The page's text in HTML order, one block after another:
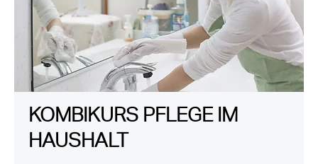
KOMBIKURS PFLEGE IM
HAUSHALT